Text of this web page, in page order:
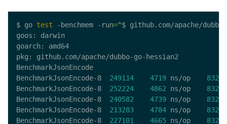
$ go test -benchmem -run=^$ github.com/apache/
BenchmarkJsonEncode-8 249114 4719 ns/op 832
BenchmarkJsonEncode-8 252224 4862 ns/op 832
BenchmarkJsonEncode-8 240582 4739 ns/op 832
BenchmarkJsonEncode-8 213283 4784 ns/op 832
BenchmarkJsonEncode-8 227101 4665 ns/op 832